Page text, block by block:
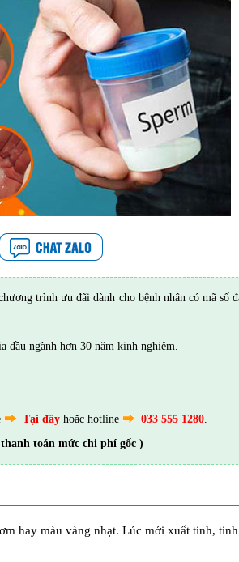
trình ưu đãi dành cho bệnh nhân có mã số
đầu ngành hơn 30 năm kinh nghiệm.
Tại đây hoặc hotline 033 555 1280.
toán mức chi phí gốc )
hay màu vàng nhạt. Lúc mới xuất tinh, tinh